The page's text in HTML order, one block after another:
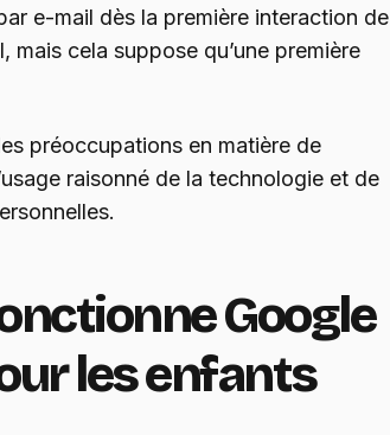
e-mail dès la première interaction de
mais cela suppose qu’une première
préoccupations en matière de
raisonné de la technologie et de
Google
les enfants